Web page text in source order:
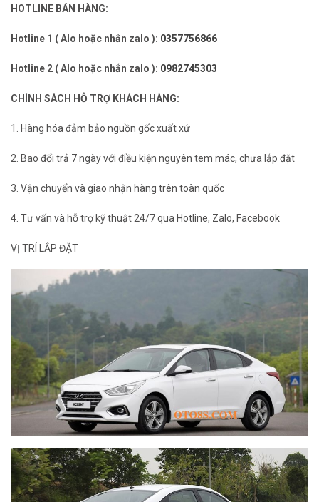
HOTLINE BÁN HÀNG:
Hotline 1 ( Alo hoặc nhắn zalo ): 0357756866
Hotline 2 ( Alo hoặc nhắn zalo ): 0982745303
CHÍNH SÁCH HỖ TRỢ KHÁCH HÀNG:
1. Hàng hóa đảm bảo nguồn gốc xuất xứ
2. Bao đổi trả 7 ngày với điều kiện nguyên tem mác, chưa lắp đặt
3. Vận chuyển và giao nhận hàng trên toàn quốc
4. Tư vấn và hỗ trợ kỹ thuật 24/7 qua Hotline, Zalo, Facebook
VỊ TRÍ LẮP ĐẶT